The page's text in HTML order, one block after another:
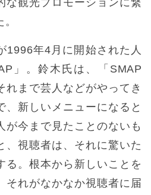
な観光プロモーションに繋
1996年4月に開始された人
」。鈴木氏は、「SMAP
れまで芸人などがやってき
、新しいメニューになると
が今まで見たことのないも
、視聴者は、それに驚いた
る。根本から新しいことを
それがなかなか視聴者に届